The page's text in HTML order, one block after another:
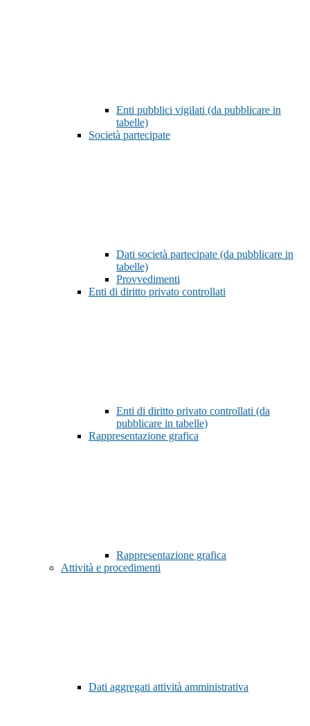
Enti pubblici vigilati (da pubblicare in
tabelle)
Società partecipate
Dati società partecipate (da pubblicare in
tabelle)
Provvedimenti
Enti di diritto privato controllati
Enti di diritto privato controllati (da
pubblicare in tabelle)
Rappresentazione grafica
Rappresentazione grafica
Attività e procedimenti
Dati aggregati attività amministrativa